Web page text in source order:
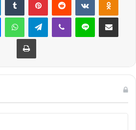
MessengerWhatsAppTelegramViber Line E-Posta ile
Yazdır